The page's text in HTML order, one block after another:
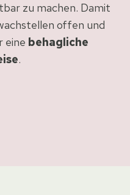
zu machen. Damit
offen und
eine behagliche
.